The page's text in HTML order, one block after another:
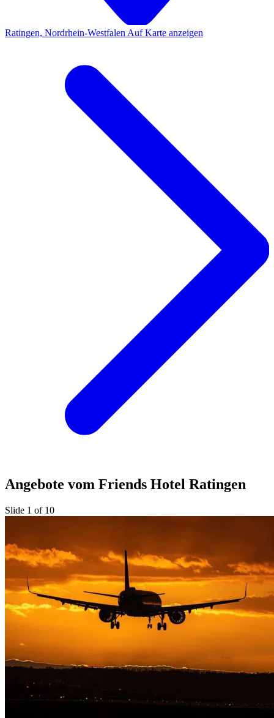
Ratingen, Nordrhein-Westfalen Auf Karte anzeigen
Angebote vom Friends Hotel Ratingen
Slide 1 of 10